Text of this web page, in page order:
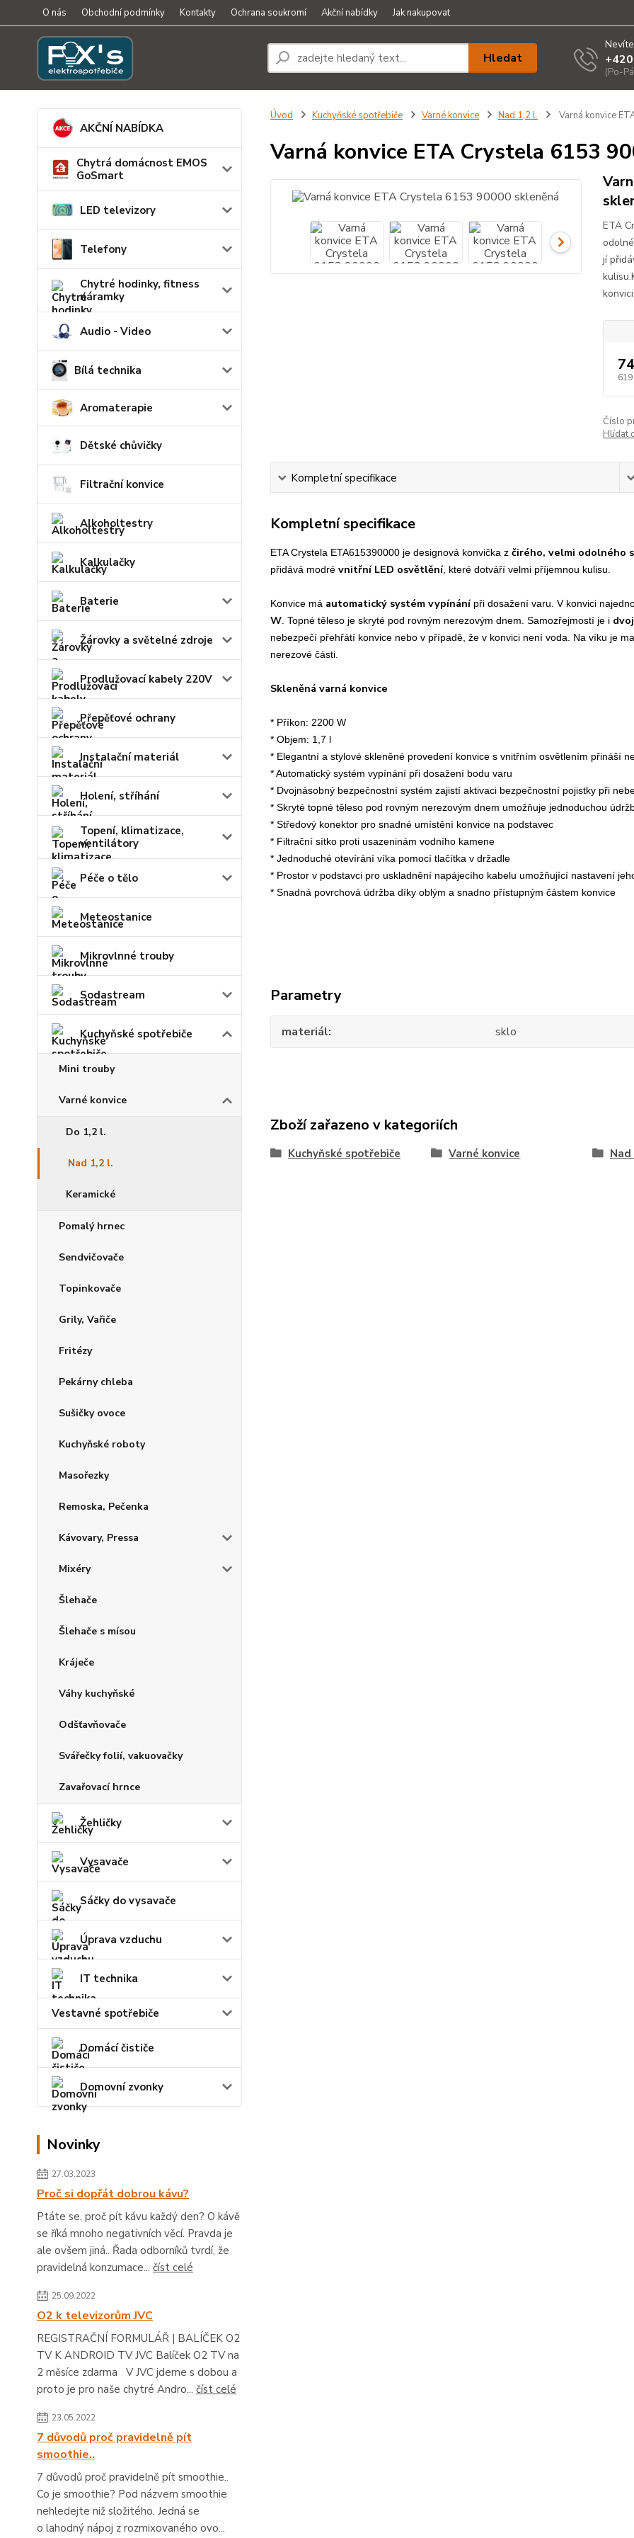
O nás Obchodní podmínky Kontakty Ochrana soukromí Akční nabídky Jak nakupovat
Hledat
(Po-
AKČNÍ NABÍDKA
Chytrá domácnost EMOS
GoSmart
LED televizory
Telefony
Chytré hodinky, fitness
náramky
Audio - Video
Bílá technika
Aromaterapie
Dětské chůvičky
Filtrační konvice
Alkoholtestry
Kalkulačky
Baterie
Žárovky a světelné zdroje
Prodlužovací kabely 220V
Přepěťové ochrany
Instalační materiál
Holení, stříhání
Topení, klimatizace,
ventilátory
Péče o tělo
Meteostanice
Mikrovlnné trouby
Sodastream
Kuchyňské spotřebiče
Mini trouby
Varné konvice
Do 1,2 l.
Nad 1,2 l.
Keramické
Pomalý hrnec
Sendvičovače
Topinkovače
Grily, Vařiče
Fritézy
Pekárny chleba
Sušičky ovoce
Kuchyňské roboty
Masořezky
Remoska, Pečenka
Kávovary, Pressa
Mixéry
Šlehače
Šlehače s mísou
Kráječe
Váhy kuchyňské
Odšťavňovače
Svářečky folií, vakuovačky
Zavařovací hrnce
Žehličky
Vysavače
Sáčky do vysavače
Úprava vzduchu
IT technika
Vestavné spotřebiče
Domácí čističe
Domovní zvonky
Novinky
27.03.2023
Proč si dopřát dobrou kávu?
Ptáte se, proč pít kávu každý den? O kávě
se říká mnoho negativních věcí. Pravda je
ale ovšem jiná.. Řada odborníků tvrdí, že
pravidelná konzumace... číst celé
25.09.2022
O2 k televizorům JVC
REGISTRAČNÍ FORMULÁŘ | BALÍČEK O2
TV K ANDROID TV JVC Balíček O2 TV na
2 měsíce zdarma V JVC jdeme s dobou a
proto je pro naše chytré Andro... číst celé
23.05.2022
7 důvodů proč pravidelně pít
smoothie..
7 důvodů proč pravidelně pít smoothie..
Co je smoothie? Pod názvem smoothie
nehledejte niž složitého. Jedná se
o lahodný nápoj z rozmixovaného ovo...
Úvod Kuchyňské spotřebiče Varné konvice Nad 1,2 l. Varná konvice
Varná konvice ETA Crystela 6153
ETA
jí
619
Číslo
Hlídat
Kompletní specifikace
Kompletní specifikace
ETA Crystela ETA615390000 je designová konvička z čirého, velmi odolného
přidává modré vnitřní LED osvětlění, které dotváří velmi příjemnou kulisu.
Konvice má automatický systém vypínánípři dosažení varu. V konvici
W. Topné těleso je skryté pod rovným nerezovým dnem. Samozřejmostí je i
nebezpečí přehřátí konvice nebo v případě, že v konvici není voda. Na víku je
nerezové části.
Skleněná varná konvice
* Příkon: 2200 W
* Objem: 1,7 l
* Elegantní a stylové skleněné provedení konvice s vnitřním osvětlením přináší
* Automatický systém vypínání při dosažení bodu varu
* Dvojnásobný bezpečnostní systém zajistí aktivaci bezpečnostní pojistky při
* Skryté topné těleso pod rovným nerezovým dnem umožňuje jednoduchou
* Středový konektor pro snadné umístění konvice na podstavec
* Filtrační sítko proti usazeninám vodního kamene
* Jednoduché otevírání víka pomocí tlačítka v držadle
* Prostor v podstavci pro uskladnění napájecího kabelu umožňující nastavení
* Snadná povrchová údržba díky oblým a snadno přístupným částem konvice
Parametry
materiál sklo
Zboží zařazeno v kategoriích
Kuchyňské spotřebiče Varné konvice Nad